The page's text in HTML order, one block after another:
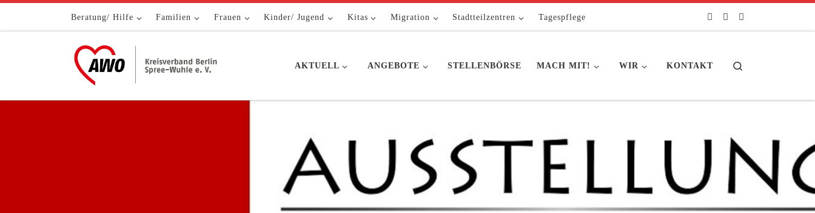
Zum Inhalt springenBeratung/ Hilfe Familien Frauen Kinder/ Jugend Kitas Migration Stadtteilzentren Tagespflege
AKTUELL ANGEBOTE STELLENBÖRSE MACH MIT! WIR KONTAKT